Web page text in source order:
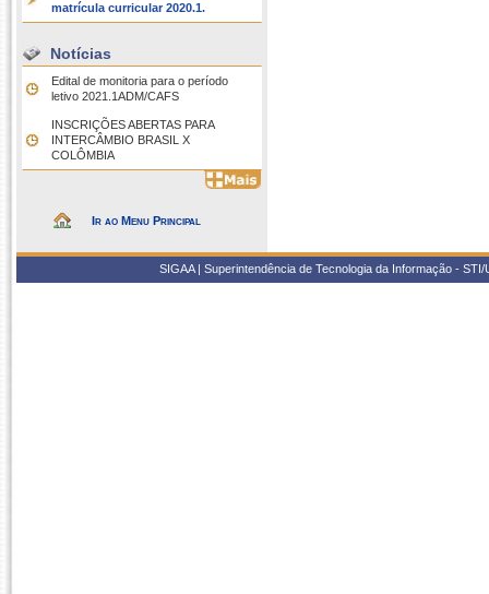
matrícula curricular 2020.1.
Notícias
Edital de monitoria para o período
letivo 2021.1ADM/CAFS
INSCRIÇÕES ABERTAS PARA
INTERCÂMBIO BRASIL X
COLÔMBIA
Ir ao Menu Principal
SIGAA | Superintendência de Tecnologia da Informação -